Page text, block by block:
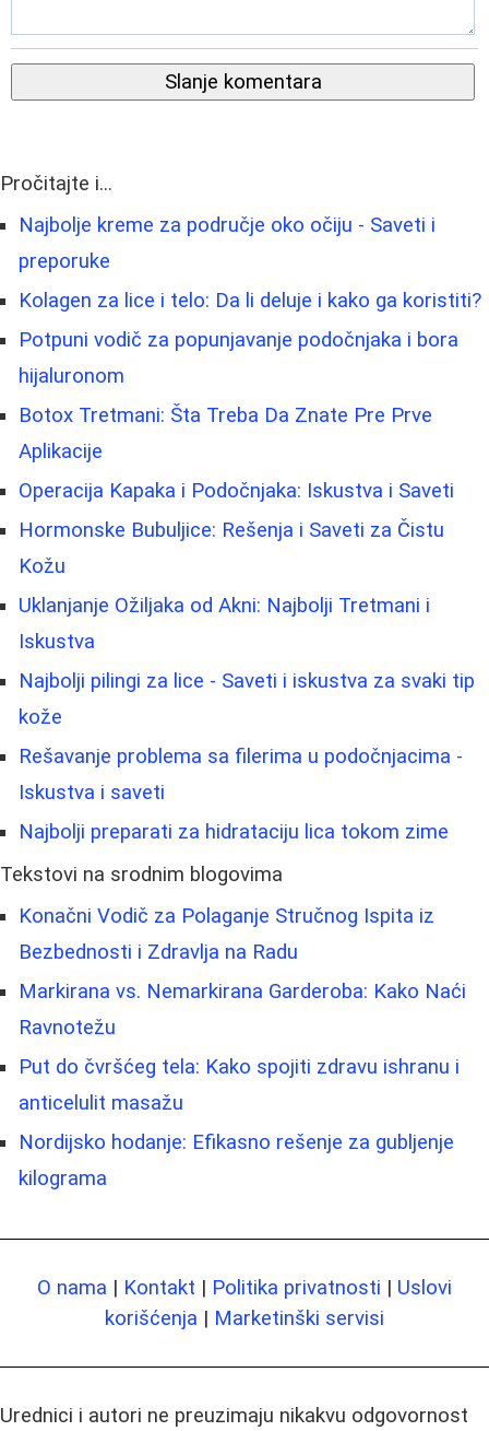
Slanje komentara
Pročitajte i...
Najbolje kreme za područje oko očiju - Saveti i
preporuke
Kolagen za lice i telo: Da li deluje i kako ga koristiti?
Potpuni vodič za popunjavanje podočnjaka i bora
hijaluronom
Botox Tretmani: Šta Treba Da Znate Pre Prve
Aplikacije
Operacija Kapaka i Podočnjaka: Iskustva i Saveti
Hormonske Bubuljice: Rešenja i Saveti za Čistu
Kožu
Uklanjanje Ožiljaka od Akni: Najbolji Tretmani i
Iskustva
Najbolji pilingi za lice - Saveti i iskustva za svaki tip
kože
Rešavanje problema sa filerima u podočnjacima -
Iskustva i saveti
Najbolji preparati za hidrataciju lica tokom zime
Tekstovi na srodnim blogovima
Konačni Vodič za Polaganje Stručnog Ispita iz
Bezbednosti i Zdravlja na Radu
Markirana vs. Nemarkirana Garderoba: Kako Naći
Ravnotežu
Put do čvršćeg tela: Kako spojiti zdravu ishranu i
anticelulit masažu
Nordijsko hodanje: Efikasno rešenje za gubljenje
kilograma
O nama | Kontakt | Politika privatnosti | Uslovi
korišćenja | Marketinški servisi
Urednici i autori ne preuzimaju nikakvu odgovornost